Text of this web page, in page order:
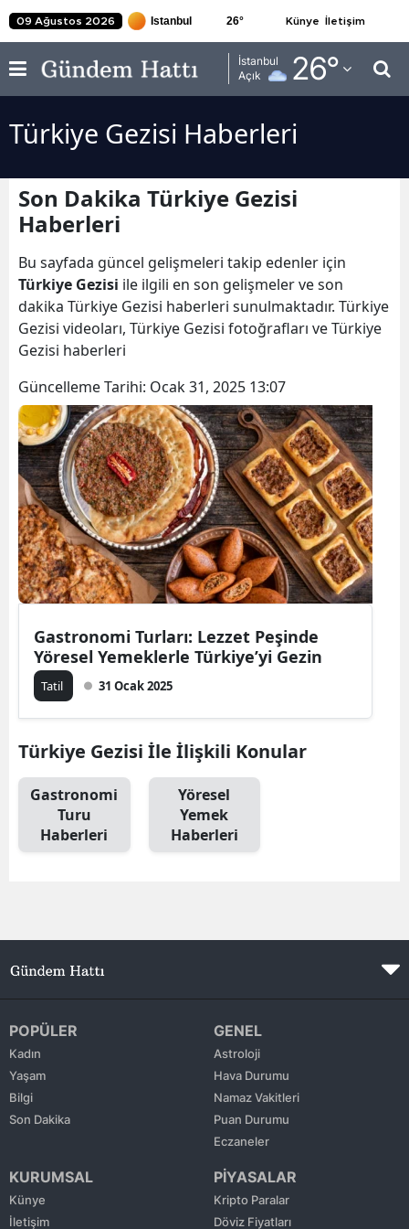
09 Ağustos 2026 26° Künye İletişim
İstanbul
Açık
26°
Adana
Adıyaman
Afyonkarahisar
Amasya
Antalya
Artvin
Balıkesir
Bilecik
Bingöl
Bitlis
Bolu
Burdur
Çanakkale
Gaziantep
Gümüşhane
Hakkari
Hatay
Isparta
Türkiye Gezisi Haberleri
Son Dakika Türkiye Gezisi
Haberleri
Bu sayfada güncel gelişmeleri takip edenler için
Türkiye Gezisi ile ilgili en son gelişmeler ve son
dakika Türkiye Gezisi haberleri sunulmaktadır. Türkiye
Gezisi videoları, Türkiye Gezisi fotoğrafları ve Türkiye
Gezisi haberleri
Güncelleme Tarihi: Ocak 31, 2025 13:07
Gastronomi Turları: Lezzet Peşinde
Yöresel Yemeklerle Türkiye’yi Gezin
Tatil 31 Ocak 2025
Türkiye Gezisi İle İlişkili Konular
Gastronomi
Turu
Haberleri
Yöresel
Yemek
Haberleri
POPÜLER
Kadın
Yaşam
Bilgi
Son Dakika
GENEL
Astroloji
Hava Durumu
Namaz Vakitleri
Puan Durumu
Eczaneler
KURUMSAL
Künye
İletişim
PİYASALAR
Kripto Paralar
Döviz Fiyatları